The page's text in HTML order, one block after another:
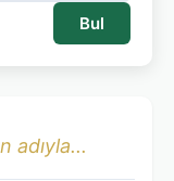
Bul
adıyla...